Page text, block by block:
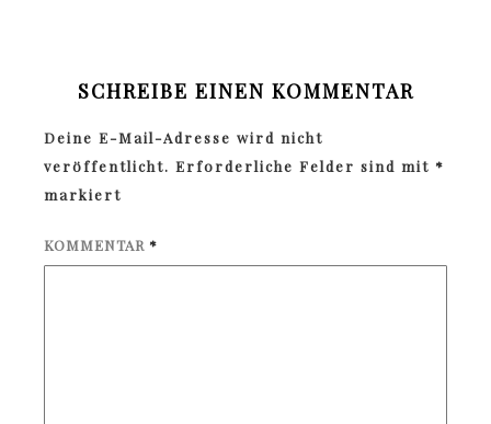
SCHREIBE EINEN KOMMENTAR
Deine E-Mail-Adresse wird nicht
veröffentlicht. Erforderliche Felder sind mit *
markiert
KOMMENTAR *